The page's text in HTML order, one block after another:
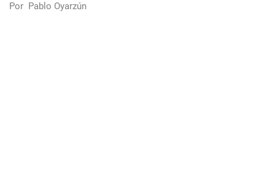
Por Pablo Oyarzún